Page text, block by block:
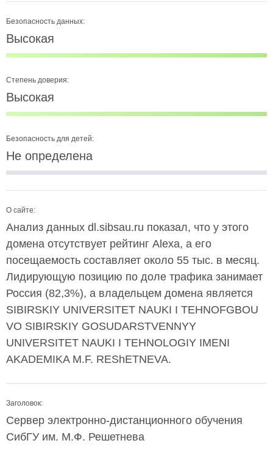
Безопасность данных:
Высокая
Степень доверия:
Высокая
Безопасность для детей:
Не определена
О сайте:
Анализ данных dl.sibsau.ru показал, что у этого
домена отсутствует рейтинг Alexa, а его
посещаемость составляет около 55 тыс. в месяц.
Лидирующую позицию по доле трафика занимает
Россия (82,3%), а владельцем домена является
SIBIRSKIY UNIVERSITET NAUKI I TEHNOFGBOU
VO SIBIRSKIY GOSUDARSTVENNYY
UNIVERSITET NAUKI I TEHNOLOGIY IMENI
AKADEMIKA M.F. REShETNEVA.
Заголовок:
Сервер электронно-дистанционного обучения
СибГУ им. М.Ф. Решетнева